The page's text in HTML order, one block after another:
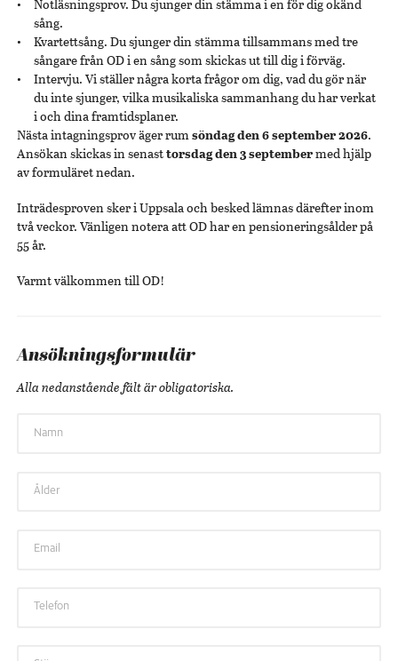
sång.
Kvartettsång. Du sjunger din stämma tillsammans med tre
sångare från OD i en sång som skickas ut till dig i förväg.
Intervju. Vi ställer några korta frågor om dig, vad du gör när
du inte sjunger, vilka musikaliska sammanhang du har verkat
i och dina framtidsplaner.
Nästa intagningsprov äger rumsöndag den 6 september 2026.
Ansökan skickas in senasttorsdag den 3 septembermed hjälp
av formuläret nedan.
Inträdesproven sker i Uppsala och besked lämnas därefter inom
två veckor. Vänligen notera att OD har en pensioneringsålder på
55 år.
Varmt välkommen till OD!
Ansökningsformulär
Alla nedanstående fält är obligatoriska.
Namn
Ålder
Email
Telefon